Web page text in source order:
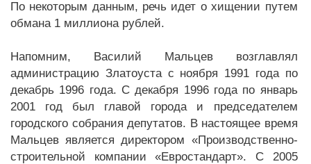
По некоторым данным, речь идет о хищении путем
обмана 1 миллиона рублей.
Напомним, Василий Мальцев возглавлял
администрацию Златоуста с ноября 1991 года по
декабрь 1996 года. С декабря 1996 года по январь
2001 год был главой города и председателем
городского собрания депутатов. В настоящее время
Мальцев является директором «Производственно-
строительной компании «Евростандарт». С 2005